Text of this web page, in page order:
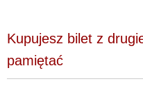
Kupujesz bilet z
pamiętać